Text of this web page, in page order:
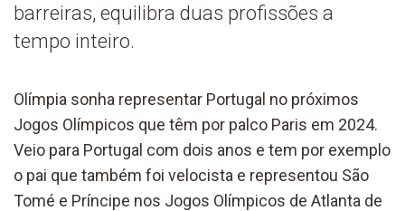
barreiras, equilibra duas profissões a
tempo inteiro.
Olímpia sonha representar Portugal no próximos
Jogos Olímpicos que têm por palco Paris em 2024.
Veio para Portugal com dois anos e tem por exemplo
o pai que também foi velocista e representou São
Tomé e Príncipe nos Jogos Olímpicos de Atlanta de